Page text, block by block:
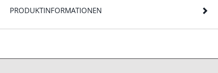
PRODUKTINFORMATIONEN